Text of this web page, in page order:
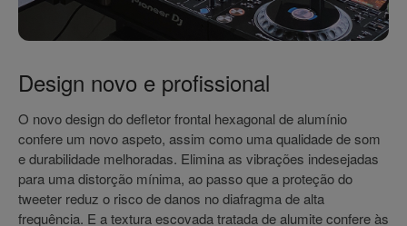
Design novo e profissional
O novo design do defletor frontal hexagonal de alumínio
confere um novo aspeto, assim como uma qualidade de som
e durabilidade melhoradas. Elimina as vibrações indesejadas
para uma distorção mínima, ao passo que a proteção do
tweeter reduz o risco de danos no diafragma de alta
frequência. E a textura escovada tratada de alumite confere às